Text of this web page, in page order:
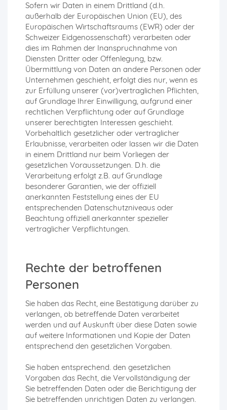
Sofern wir Daten in einem Drittland (d.h.
außerhalb der Europäischen Union (EU), des
Europäischen Wirtschaftsraums (EWR) oder der
Schweizer Eidgenossenschaft) verarbeiten oder
dies im Rahmen der Inanspruchnahme von
Diensten Dritter oder Offenlegung, bzw.
Übermittlung von Daten an andere Personen oder
Unternehmen geschieht, erfolgt dies nur, wenn es
zur Erfüllung unserer (vor)vertraglichen Pflichten,
auf Grundlage Ihrer Einwilligung, aufgrund einer
rechtlichen Verpflichtung oder auf Grundlage
unserer berechtigten Interessen geschieht.
Vorbehaltlich gesetzlicher oder vertraglicher
Erlaubnisse, verarbeiten oder lassen wir die Daten
in einem Drittland nur beim Vorliegen der
gesetzlichen Voraussetzungen. D.h. die
Verarbeitung erfolgt z.B. auf Grundlage
besonderer Garantien, wie der offiziell
anerkannten Feststellung eines der EU
entsprechenden Datenschutzniveaus oder
Beachtung offiziell anerkannter spezieller
vertraglicher Verpflichtungen.
Rechte der betroffenen
Personen
Sie haben das Recht, eine Bestätigung darüber zu
verlangen, ob betreffende Daten verarbeitet
werden und auf Auskunft über diese Daten sowie
auf weitere Informationen und Kopie der Daten
entsprechend den gesetzlichen Vorgaben.
Sie haben entsprechend. den gesetzlichen
Vorgaben das Recht, die Vervollständigung der
Sie betreffenden Daten oder die Berichtigung der
Sie betreffenden unrichtigen Daten zu verlangen.